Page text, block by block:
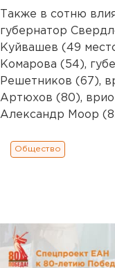
Также в сотню
губернатор
Куйвашев (49
Комарова (54),
Решетников (67),
Артюхов (80), врио
Александр Моор
Общество